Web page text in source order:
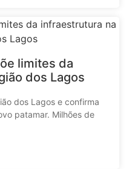
limites da
dos Lagos
dos Lagos e confirma
patamar. Milhões de